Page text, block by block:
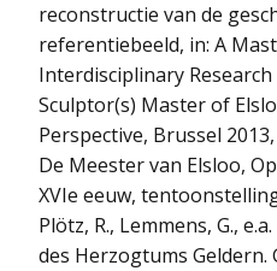
reconstructie van de
referentiebeeld, in: A
Interdisciplinary
Sculptor(s) Master of
Perspective, Brussel
De Meester van Elsloo,
XVIe eeuw,
Plötz, R., Lemmens, G.,
des Herzogtums Geldern.